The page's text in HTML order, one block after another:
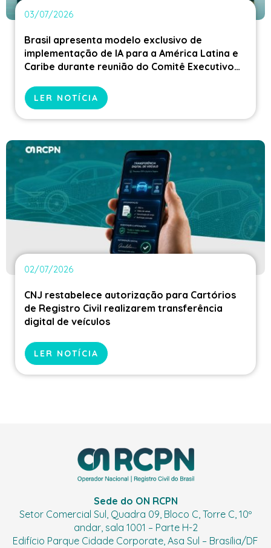
03/07/2026
Brasil apresenta modelo exclusivo de
implementação de IA para a América Latina e
Caribe durante reunião do Comitê Executivo
LER NOTÍCIA
02/07/2026
CNJ restabelece autorização para Cartórios
de Registro Civil realizarem transferência
digital de veículos
LER NOTÍCIA
Sede do ON RCPN
Setor Comercial Sul, Quadra 09, Bloco C, Torre C, 10º
andar, sala 1001 – Parte H-2
Edifício Parque Cidade Corporate, Asa Sul – Brasília/DF